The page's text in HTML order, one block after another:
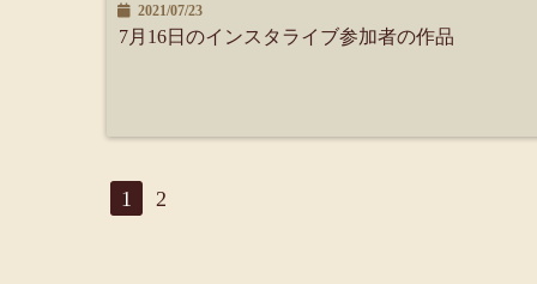
2021/07/23
7月16日のインスタライブ参加者の作品
1 2